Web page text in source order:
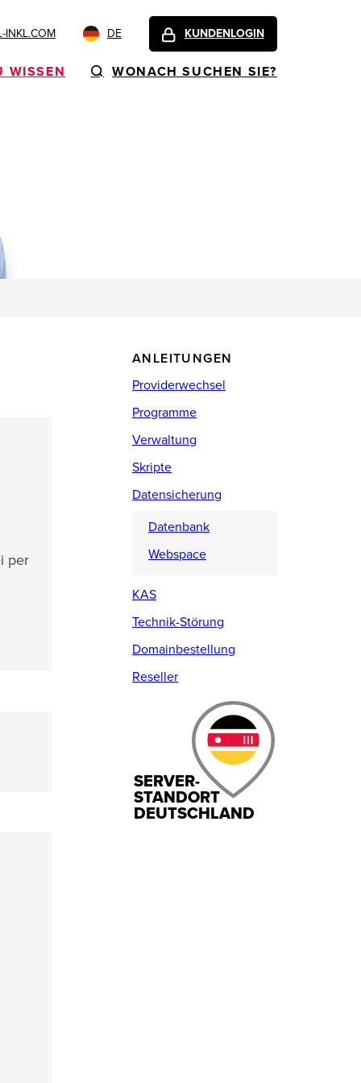
INKL.COM DE KUNDENLOGIN
WISSEN WONACH SUCHEN SIE?
per
ANLEITUNGEN
Providerwechsel
Programme
Verwaltung
Skripte
Datensicherung
Datenbank
Webspace
KAS
Technik-Störung
Domainbestellung
Reseller
SERVER-
STANDORT
DEUTSCHLAND